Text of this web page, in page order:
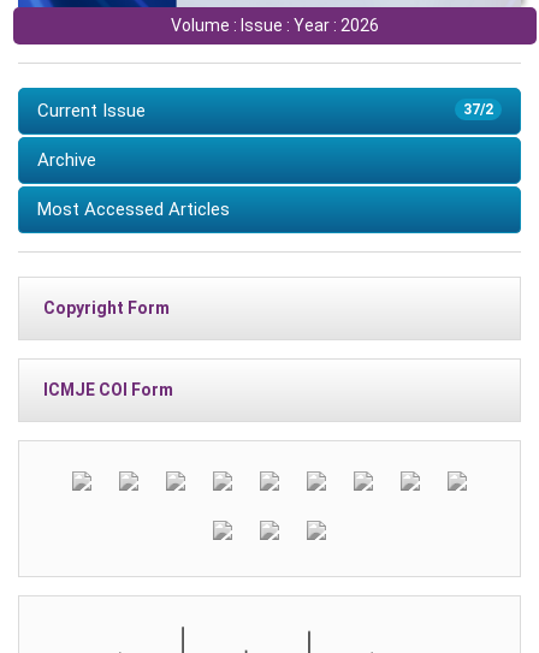
Volume : Issue : Year : 2026
37/2
Current Issue
Archive
Most Accessed Articles
Copyright Form
ICMJE COI Form